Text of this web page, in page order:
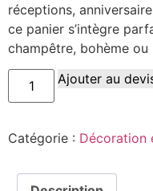
réceptions,
ce panier s’intègre
champêtre, bohème ou
Ajouter au
Catégorie : Décoration